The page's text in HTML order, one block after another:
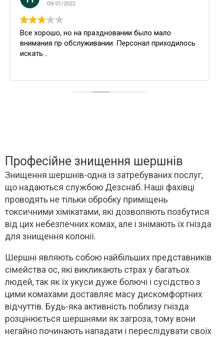
09/01/2022
Все хорошо, но на праздновании было мало
внимания пр обслуживании. Персонал приходилось
искать...
Професійне знищення шершнів
Знищення шершнів-одна із затребуваних послуг,
що надаються службою Дезснаб. Наші фахівці
проводять не тільки обробку приміщень
токсичними хімікатами, які дозволяють позбутися
від цих небезпечних комах, але і знімають їх гнізда
для знищення колонії.
Шершні являють собою найбільших представників
сімейства ос, які викликають страх у багатьох
людей, так як їх укуси дуже болючі і сусідство з
цими комахами доставляє масу дискомфортних
відчуттів. Будь-яка активність поблизу гнізда
розцінюється шершнями як загроза, тому вони
негайно починають нападати і переслідувати своїх